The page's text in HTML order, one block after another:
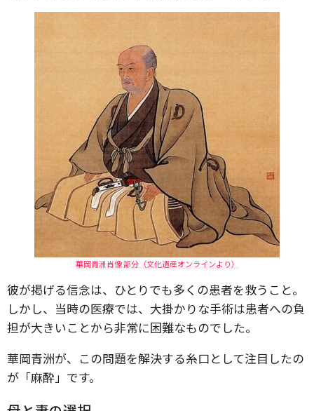
華岡青洲肖像 部分（文化遺産オンラインより）
彼が掲げる信念は、ひとりでも多くの患者を救うこと。
しかし、当時の医療では、大掛かりな手術は患者への負
担が大きいことから非常に困難なものでした。
華岡青洲が、この問題を解決する糸口として注目したの
が「麻酔」です。